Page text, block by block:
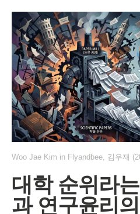
Woo Jae Kim in Flyandbee 김우재
대학 순위라
과 연구윤리